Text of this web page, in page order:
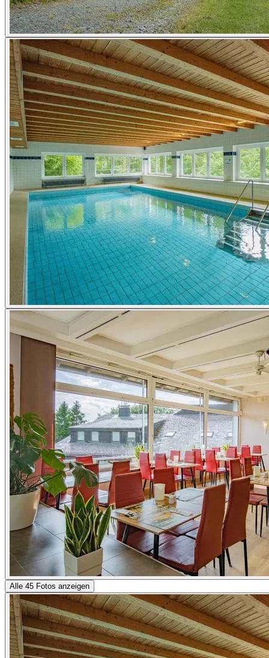
Alle 45 Fotos anzeigen